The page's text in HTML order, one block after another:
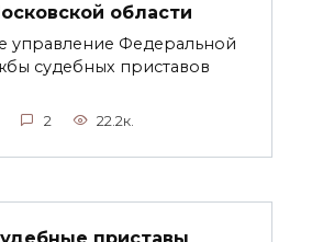
области
управление Федеральной
судебных приставов
2 22.2к.
приставы